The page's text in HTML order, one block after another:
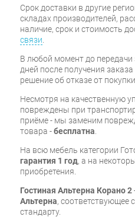
Срок доставки в другие
складах производителей,
наличие, срок и стоимость
связи.
В любой момент до передачи
дней после получения
решение об отказе от
Несмотря на качественную
повреждены при
приёме - мы заменим
товара -бесплатна.
На всю мебель категории
гарантия 1 год, а на
приобретения.
Гостиная Альтерна Корано 2
Альтерна, соответствующее
стандарту.